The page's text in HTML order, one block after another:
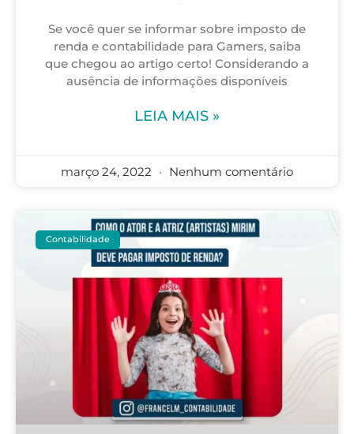
Se você quer se informar sobre imposto de
renda e contabilidade para Gamers, saiba
que chegou ao artigo certo! Considerando a
ausência de informações disponíveis
LEIA MAIS »
março 24, 2022 Nenhum comentário
Contabilidade